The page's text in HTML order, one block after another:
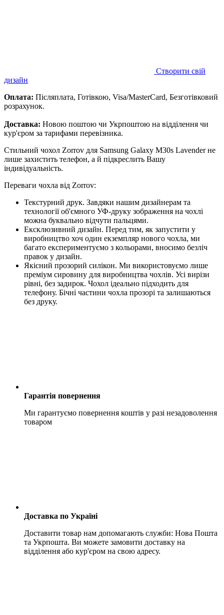
Створити свій
дизайн
Оплата: Післяплата, Готівкою, Visa/MasterCard, Безготівковий
розрахунок.
Доставка: Новою поштою чи Укрпоштою на відділення чи
кур'єром за тарифами перевізника.
Стильний чохол Zorrov для Samsung Galaxy M30s Lavender не
лише захистить телефон, а й підкреслить Вашу
індивідуальність.
Переваги чохла від Zorrov:
Текстурний друк. Завдяки нашим дизайнерам та
технології об'ємного УФ-друку зображення на чохлі
можна буквально відчути пальцями.
Ексклюзивний дизайн. Перед тим, як запустити у
виробництво хоч один екземпляр нового чохла, ми
багато експериментуємо з кольорами, вносимо безліч
правок у дизайн.
Якісний прозорий силікон. Ми використовуємо лише
преміум сировину для виробництва чохлів. Усі вирізи
рівні, без задирок. Чохол ідеально підходить для
телефону. Бічні частини чохла прозорі та залишаються
без друку.
Гарантія повернення
Ми гарантуємо повернення коштів у разі незадоволення
товаром
Доставка по Україні
Доставити товар нам допомагають служби: Нова Пошта
та Укрпошта. Ви можете замовити доставку на
відділення або кур'єром на свою адресу.